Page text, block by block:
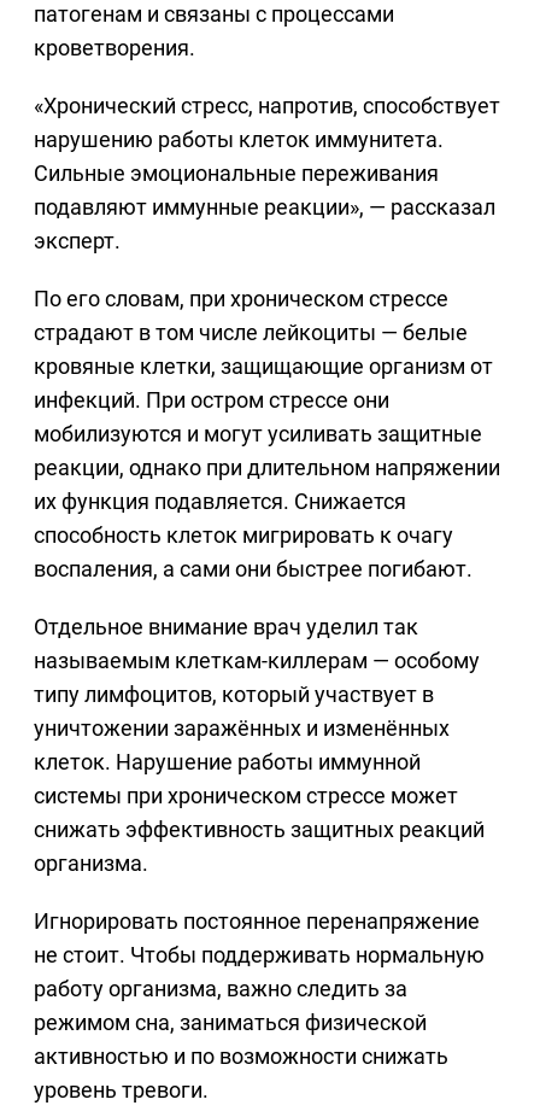
патогенам и связаны с процессами
кроветворения.
«Хронический стресс, напротив, способствует
нарушению работы клеток иммунитета.
Сильные эмоциональные переживания
подавляют иммунные реакции», — рассказал
эксперт.
По его словам, при хроническом стрессе
страдают в том числе лейкоциты — белые
кровяные клетки, защищающие организм от
инфекций. При остром стрессе они
мобилизуются и могут усиливать защитные
реакции, однако при длительном напряжении
их функция подавляется. Снижается
способность клеток мигрировать к очагу
воспаления, а сами они быстрее погибают.
Отдельное внимание врач уделил так
называемым клеткам-киллерам — особому
типу лимфоцитов, который участвует в
уничтожении заражённых и изменённых
клеток. Нарушение работы иммунной
системы при хроническом стрессе может
снижать эффективность защитных реакций
организма.
Игнорировать постоянное перенапряжение
не стоит. Чтобы поддерживать нормальную
работу организма, важно следить за
режимом сна, заниматься физической
активностью и по возможности снижать
уровень тревоги.